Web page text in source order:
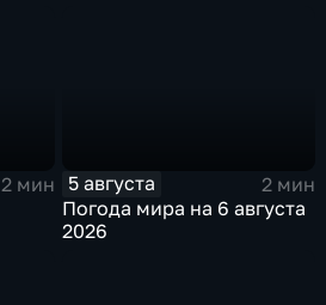
2 мин
5 августа
2 мин
Погода мира на 6 августа
2026